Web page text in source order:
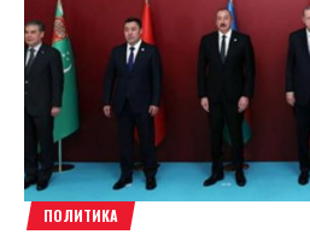
ПОЛИТИКА